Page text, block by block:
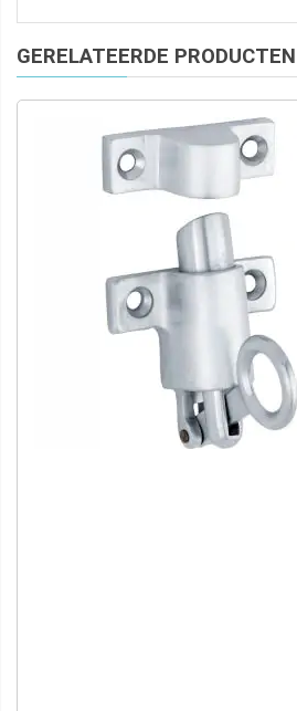
GERELATEERDE PRODUCTEN